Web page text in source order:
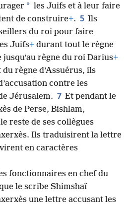
* les Juifs et à leur faire
de construire+. 5 Ils
du roi pour faire
Juifs+ durant tout le règne
règne du roi Darius+
règne d’Assuérus, ils
contre les
Jérusalem. 7 Et pendant le
de Perse, Bishlam,
reste de ses collègues
Ils traduisirent la lettre
en caractères
fonctionnaires en chef du
le scribe Shimshaï
une lettre accusant les